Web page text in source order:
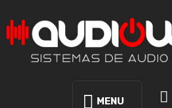
MENU